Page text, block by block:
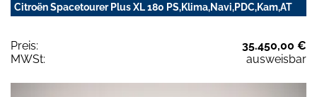
Citroën Spacetourer Plus XL 180 PS,Klima,Navi,PDC,Kam,AT
Preis:
35.450,00 €
MWSt:
ausweisbar